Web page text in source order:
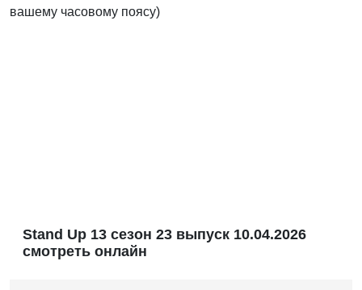
вашему часовому поясу)
Stand Up 13 сезон 23 выпуск 10.04.2026
смотреть онлайн